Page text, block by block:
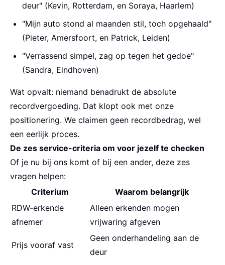
deur" (Kevin, Rotterdam, en Soraya, Haarlem)
"Mijn auto stond al maanden stil, toch opgehaald"
(Pieter, Amersfoort, en Patrick, Leiden)
"Verrassend simpel, zag op tegen het gedoe"
(Sandra, Eindhoven)
Wat opvalt: niemand benadrukt de absolute
recordvergoeding. Dat klopt ook met onze
positionering. We claimen geen recordbedrag, wel
een eerlijk proces.
De zes service-criteria om voor jezelf te checken
Of je nu bij ons komt of bij een ander, deze zes
vragen helpen:
Criterium
Waarom belangrijk
RDW-erkende
afnemer
Alleen erkenden mogen
vrijwaring afgeven
Prijs vooraf vast
Geen onderhandeling aan de
deur